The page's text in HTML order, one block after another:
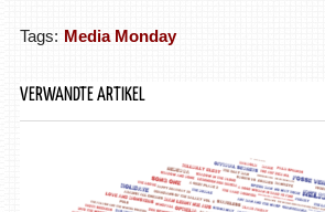
Tags: Media Monday
VERWANDTE ARTIKEL